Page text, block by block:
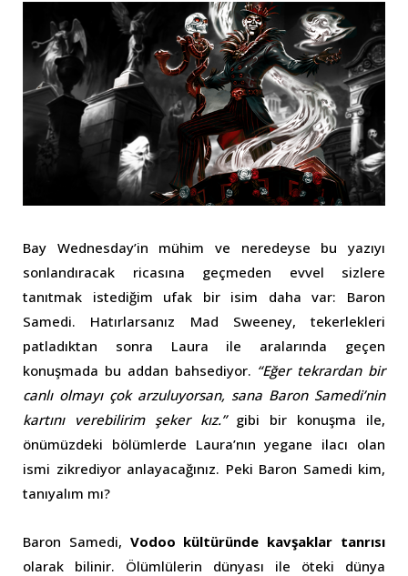
Bay Wednesday’in mühim ve neredeyse bu yazıyı
sonlandıracak ricasına geçmeden evvel sizlere
tanıtmak istediğim ufak bir isim daha var: Baron
Samedi. Hatırlarsanız Mad Sweeney, tekerlekleri
patladıktan sonra Laura ile aralarında geçen
konuşmada bu addan bahsediyor. “Eğer tekrardan bir
canlı olmayı çok arzuluyorsan, sana Baron Samedi’nin
kartını verebilirim şeker kız.” gibi bir konuşma ile,
önümüzdeki bölümlerde Laura’nın yegane ilacı olan
ismi zikrediyor anlayacağınız. Peki Baron Samedi kim,
tanıyalım mı?
Baron Samedi, Vodoo kültüründe kavşaklar tanrısı
olarak bilinir. Ölümlülerin dünyası ile öteki dünya